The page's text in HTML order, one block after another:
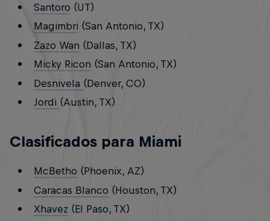
Santoro (UT)
Magimbri (San Antonio, TX)
Zazo Wan (Dallas, TX)
Micky Ricon (San Antonio, TX)
Desnivela (Denver, CO)
Jordi (Austin, TX)
Clasificados para Miami
McBetho (Phoenix, AZ)
Caracas Blanco (Houston, TX)
Xhavez (El Paso, TX)